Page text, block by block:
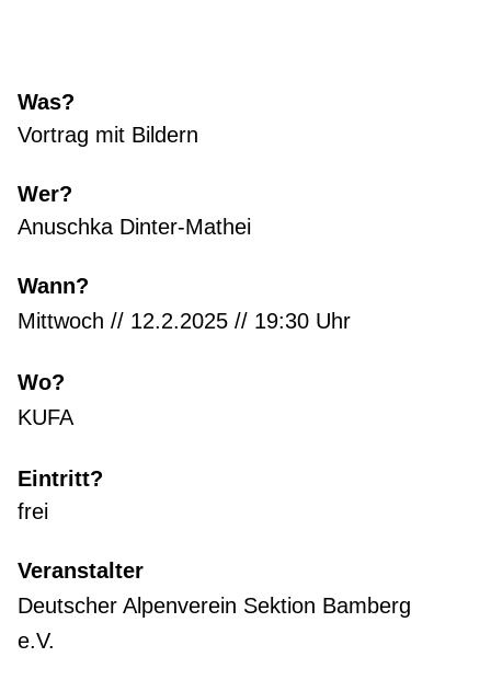
Was?
Vortrag mit Bildern
Wer?
Anuschka Dinter-Mathei
Wann?
Mittwoch // 12.2.2025 // 19:30 Uhr
Wo?
KUFA
Eintritt?
frei
Veranstalter
Deutscher Alpenverein Sektion Bamberg
e.V.